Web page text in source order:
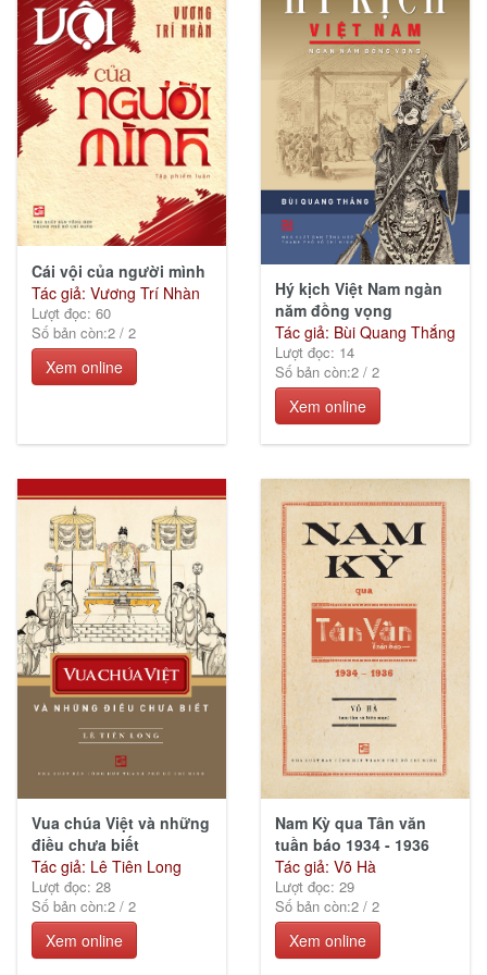
nhi
Hồ
Chí
-
Cái vội của người mình
Tác giả: Vương Trí Nhàn
Lượt đọc: 60
Số bản còn:2/2
Xem online
Hý kịch Việt Nam ngàn
năm đồng vọng
Tác giả: Bùi Quang Thắng
Lượt đọc: 14
Số bản còn:2/2
Xem online
Vua chúa Việt và những
điều chưa biết
Tác giả: Lê Tiên Long
Lượt đọc: 28
Số bản còn:2/2
Xem online
Nam Kỳ qua Tân văn
tuần báo 1934 - 1936
Tác giả: Võ Hà
Lượt đọc: 29
Số bản còn:2/2
Xem online